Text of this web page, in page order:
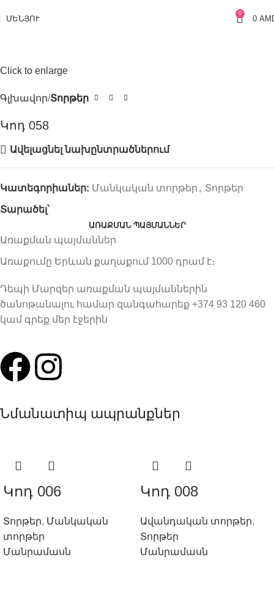
ՄԵՆՅՈՒ
0
0
Click to enlarge
Գլխավոր Տորթեր
Կոդ 058
Ավելացնել նախընտրածներում
Կատեգորիաներ: Մանկական տորթեր , Տորթեր
Տարածել՝
ԱՌԱՔՄԱՆ ՊԱՅՄԱՆՆԵՐ
Առաքման պայմաններ
Առաքումը Երևան քաղաքում 1000 դրամ է։
Դեպի Մարզեր առաքման պայմաններին
ծանոթանալու համար զանգահարեք +374 93 120 460
կամ գրեք մեր էջերին
Նմանատիպ ապրանքներ
Կոդ 006
Տորթեր, Մանկական
տորթեր
Մանրամասն
Կոդ 008
Ավանդական տորթեր,
Տորթեր
Մանրամասն